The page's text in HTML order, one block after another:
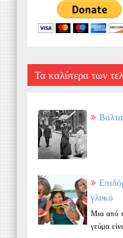
Τα καλύτερα των
γλυκό
Μια από
γεύμα